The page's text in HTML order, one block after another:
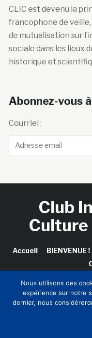
CLIC est devenu la
francophone de
de mutualisation sur
sociale dans les lieux
historique et
Abonnez-vous
Courriel :
Club
Culture
Accueil BIENVENUE !
Copyright © 2026 Club
Nous utilisons des
expérience sur notre
dernier, nous